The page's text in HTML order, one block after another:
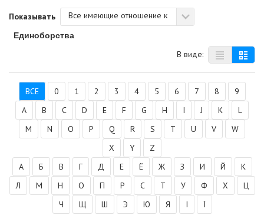
Показывать Все имеющие отношение к
Единоборства
В виде:
ВСЕ 0 1 2 3 4 5 6 7 8
9
A
B C D E F G H I J K
L
M
N O P Q R S T U V
W
X
Y
Z
А
Б В Г Д Е Ё Ж З И Й
К
Л
М Н О П Р С Т У Ф Х
Ц
Ч
Щ Ш Э Ю Я І Ї